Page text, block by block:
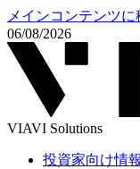
メインコンテンツに
06/08/2026
VIAVI Solutions
投資家向け情報